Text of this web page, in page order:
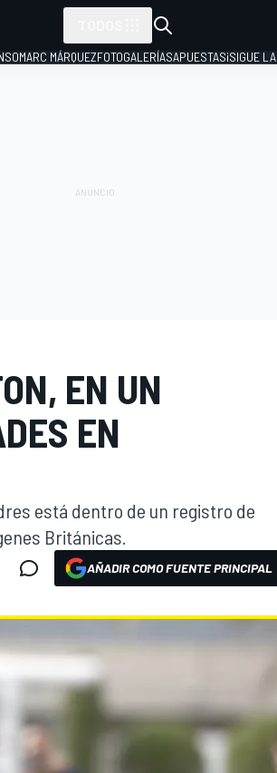
MARC MÁRQUEZFOTOGALERÍASAPUESTAS¡SIGUE
EN UN
EN
está dentro de un registro de
Británicas.
AÑADIR COMO FUENTE PRINCIPAL